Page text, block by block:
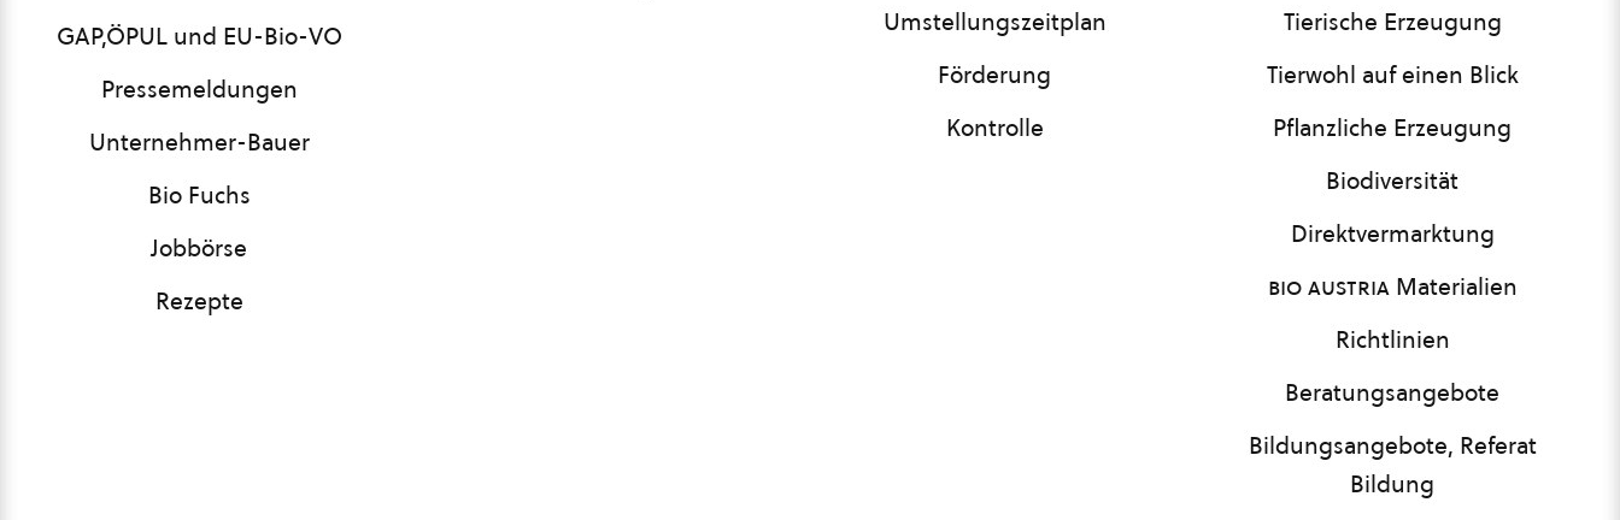
GAP,ÖPUL und EU-Bio-VO
Pressemeldungen
Unternehmer-Bauer
Bio Fuchs
Jobbörse
Rezepte
Umstellungszeitplan
Förderung
Kontrolle
Tierische Erzeugung
Tierwohl auf einen Blick
Pflanzliche Erzeugung
Biodiversität
Direktvermarktung
bio austriaMaterialien
Richtlinien
Beratungsangebote
Bildungsangebote, Referat
Bildung